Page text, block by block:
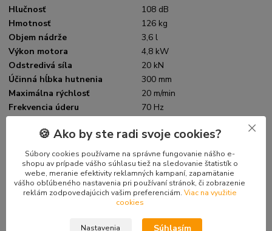
Hlučnosť
108 dB
Hmotnosť
126 kg
Objem nádrže
3,6 l
Výkon motora
4,8 kW
Odstredivá síla
20 kN
Účinná hĺbka hutnenia
300 mm
Maximálna rýchlosť
20 m/min
Frekvencia úderu
70 Hz
Rozmery (d x š x v)
680 x 480 x 665 mm
Rozmery hutniacej dosky (š x d)
450 x 585 mm
Typ motora
1 válec 4 taktný OHV
🍪 Ako by ste radi svoje cookies?
Súbory cookies používame na správne fungovanie nášho e-
shopu av prípade vášho súhlasu tiež na sledovanie štatistík o
webe, meranie efektivity reklamných kampaní, zapamätanie
vášho obľúbeného nastavenia pri používaní stránok, či zobrazenie
reklám zodpovedajúcich vašim preferenciám. Viac na využitie
cookies
Nastavenia Súhlasím